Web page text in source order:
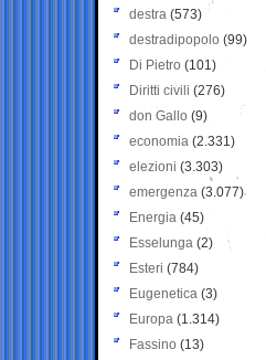
destra (573)
destradipopolo (99)
Di Pietro (101)
Diritti civili (276)
don Gallo (9)
economia (2.331)
elezioni (3.303)
emergenza (3.077)
Energia (45)
Esselunga (2)
Esteri (784)
Eugenetica (3)
Europa (1.314)
Fassino (13)